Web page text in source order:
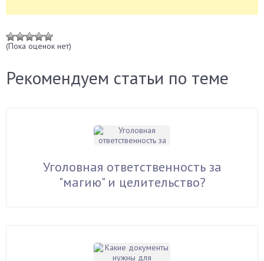
(Пока оценок нет)
Рекомендуем статьи по теме
Уголовная ответственность за
"магию" и целительство?